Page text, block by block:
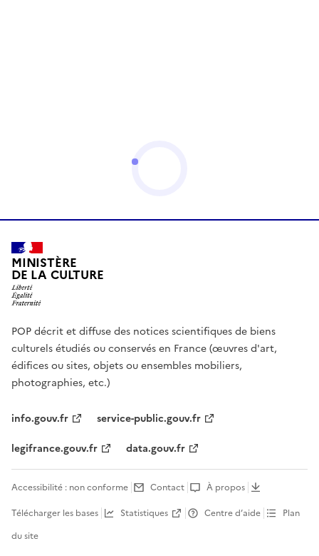
MINISTÈRE
DE LA CULTURE
POP décrit et diffuse des notices scientifiques de biens
culturels étudiés ou conservés en France (œuvres d'art,
édifices ou sites, objets ou ensembles mobiliers,
photographies, etc.)
info.gouv.fr
service-public.gouv.fr
legifrance.gouv.fr
data.gouv.fr
Accessibilité : non conforme Contact
À propos
Télécharger les bases
Statistiques Centre d’aide
Plan
du site